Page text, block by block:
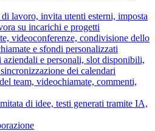
lavoro, invita utenti esterni, imposta
su incarichi e progetti
videoconferenze, condivisione dello
e sfondi personalizzati
aziendali e personali, slot disponibili,
dei calendari
team, videochiamate, commenti,
di idee, testi generati tramite IA,